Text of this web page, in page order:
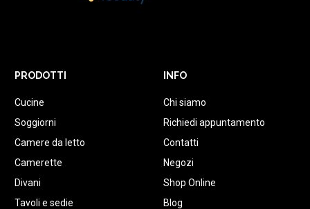
PRODOTTI
Cucine
Soggiorni
Camere da letto
Camerette
Divani
Tavoli e sedie
INFO
Chi siamo
Richiedi appuntamento
Contatti
Negozi
Shop Online
Blog